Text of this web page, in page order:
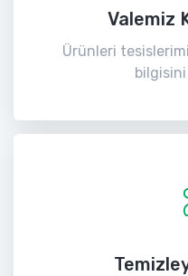
Valemiz
Ürünleri